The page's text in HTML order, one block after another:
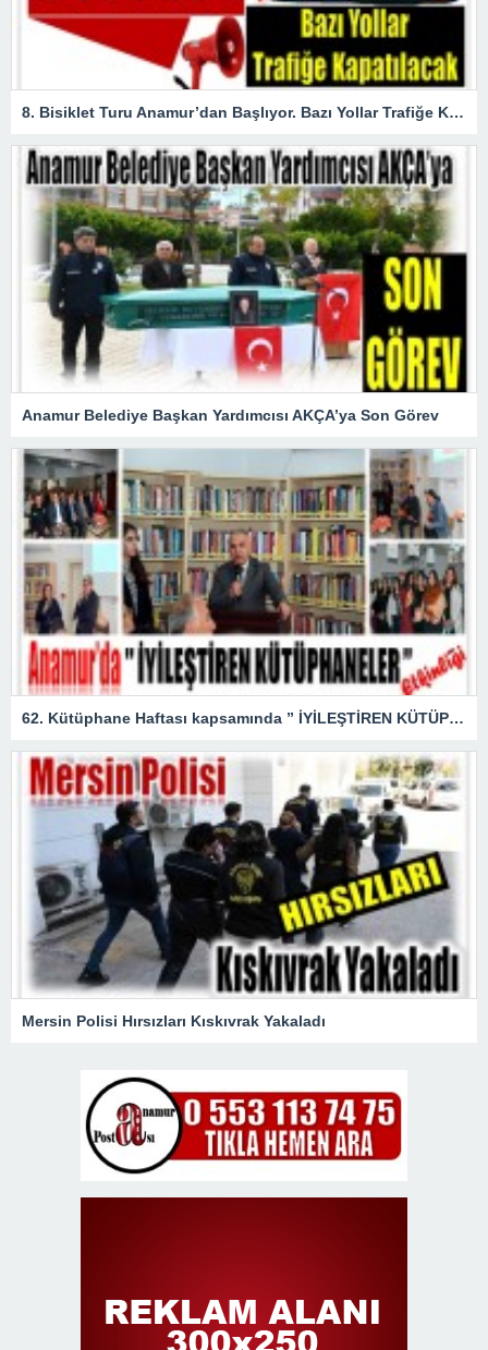
8. Bisiklet Turu Anamur’dan Başlıyor. Bazı Yollar Trafiğe Kapatılacak
Anamur Belediye Başkan Yardımcısı AKÇA’ya Son Görev
62. Kütüphane Haftası kapsamında ” İYİLEŞTİREN KÜTÜPHANELER ” etkinliği düzenlendi.
Mersin Polisi Hırsızları Kıskıvrak Yakaladı